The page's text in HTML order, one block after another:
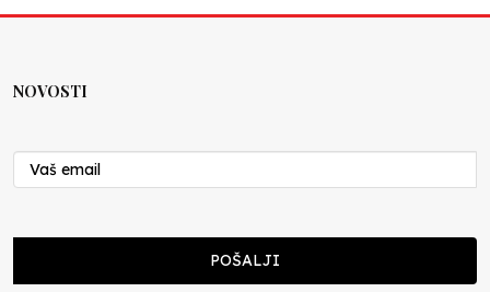
NOVOSTI
POŠALJI